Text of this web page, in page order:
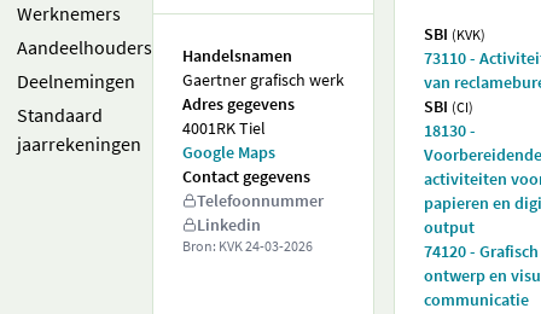
Werknemers
Aandeelhouders
Deelnemingen
Standaard
jaarrekeningen
Handelsnamen
Gaertner grafisch werk
Adres gegevens
4001RK Tiel
Google Maps
Contact gegevens
Telefoonnummer
Linkedin
Bron: KVK24-03-2026
SBI (KVK)
73110 -
van
SBI (CI)
18130 -
Voorbereidende
activiteiten
papieren en
output
74120 - Grafisch
ontwerp en
communicatie